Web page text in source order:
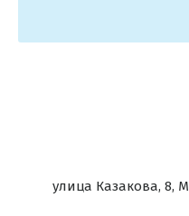
улица Казакова, 8,